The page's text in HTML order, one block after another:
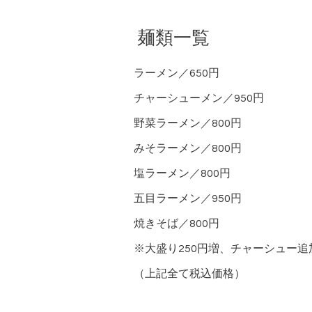
麺類一覧
ラーメン／650円
チャーシューメン／950円
野菜ラーメン／800円
みそラーメン／800円
塩ラーメン／800円
五目ラーメン／950円
焼きそば／800円
※大盛り250円増、チャーシュー追
（上記全て税込価格）